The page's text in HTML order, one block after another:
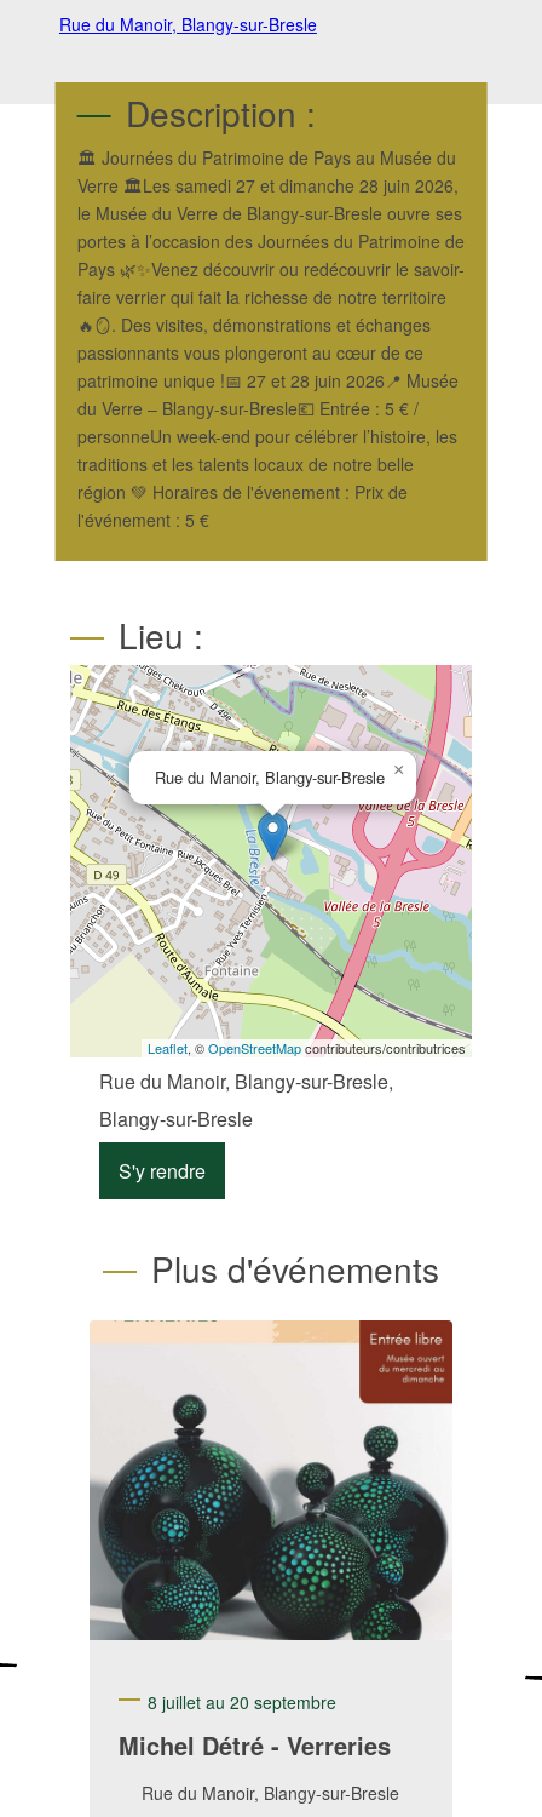
Rue du Manoir, Blangy-sur-Bresle
Description :
🏛️ Journées du Patrimoine de Pays au Musée du
Verre 🏛️Les samedi 27 et dimanche 28 juin 2026,
le Musée du Verre de Blangy-sur-Bresle ouvre ses
portes à l’occasion des Journées du Patrimoine de
Pays 🌿✨Venez découvrir ou redécouvrir le savoir-
faire verrier qui fait la richesse de notre territoire
🔥🪞. Des visites, démonstrations et échanges
passionnants vous plongeront au cœur de ce
patrimoine unique !📅 27 et 28 juin 2026📍 Musée
du Verre – Blangy-sur-Bresle💶 Entrée : 5 € /
personneUn week-end pour célébrer l’histoire, les
traditions et les talents locaux de notre belle
région 💚 Horaires de l'évenement : Prix de
l'événement : 5 €
Lieu :
Rue du Manoir, Blangy-sur-Bresle ×
Leaflet, ©OpenStreetMapcontributeurs/contributrices
Rue du Manoir, Blangy-sur-Bresle,
Blangy-sur-Bresle
S'y rendre
Plus d'événements
8 juillet au 20 septembre
Michel Détré - Verreries
Rue du Manoir, Blangy-sur-Bresle